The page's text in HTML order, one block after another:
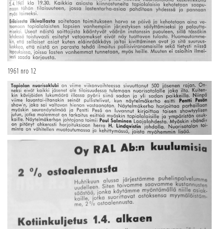
1961 nro 12